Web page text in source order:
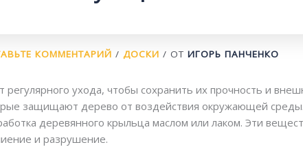
КОММЕНТАРИЙ / ДОСКИ / ОТ ИГОРЬ ПАНЧЕНКО
ухода, чтобы сохранить их прочность и
защищают дерево от воздействия окружающей
деревянного крыльца маслом или лаком. Эти
и разрушение.